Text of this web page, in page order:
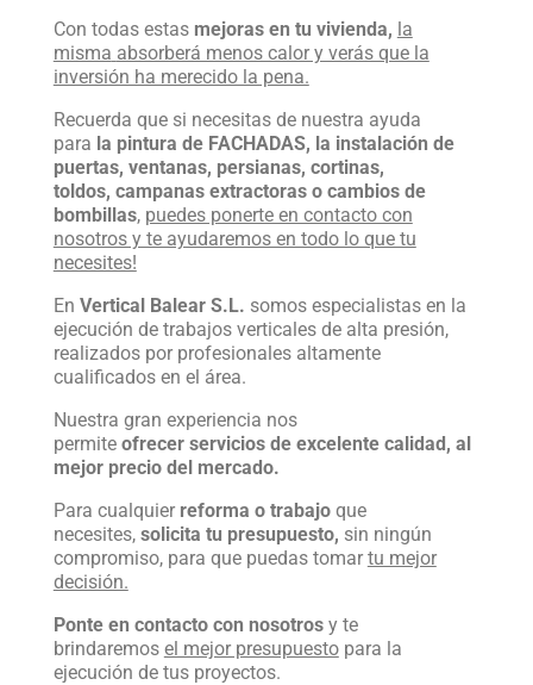
Con todas estas mejoras en tu vivienda, la
misma absorberá menos calor y verás que la
inversión ha merecido la pena.
Recuerda que si necesitas de nuestra ayuda
para la pintura de FACHADAS, la instalación de
puertas, ventanas, persianas, cortinas,
toldos, campanas extractoras o cambios de
bombillas, puedes ponerte en contacto con
nosotros y te ayudaremos en todo lo que tu
necesites!
En Vertical Balear S.L. somos especialistas en la
ejecución de trabajos verticales de alta presión,
realizados por profesionales altamente
cualificados en el área.
Nuestra gran experiencia nos
permite ofrecer servicios de excelente calidad, al
mejor precio del mercado.
Para cualquier reforma o trabajoque
necesites, solicita tu presupuesto, sin ningún
compromiso, para que puedas tomar tu mejor
decisión.
Ponte en contacto con nosotrosy te
brindaremos el mejor presupuestopara la
ejecución de tus proyectos.